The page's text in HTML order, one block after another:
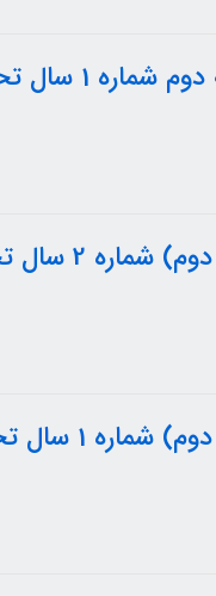
1400-1399
1400-1399
1400-1399